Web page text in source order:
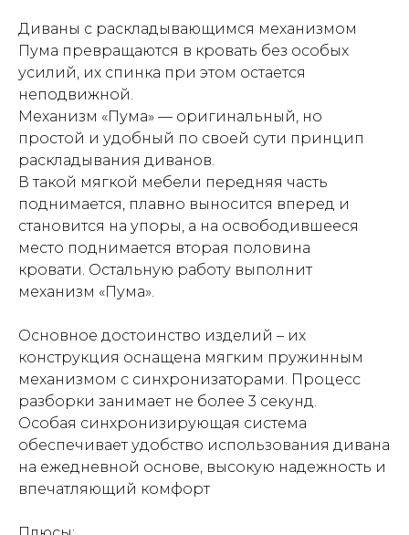
Диваны с раскладывающимся механизмом
Пума превращаются в кровать без особых
усилий, их спинка при этом остается
неподвижной.
Механизм «Пума» — оригинальный, но
простой и удобный по своей сути принцип
раскладывания диванов.
В такой мягкой мебели передняя часть
поднимается, плавно выносится вперед и
становится на упоры, а на освободившееся
место поднимается вторая половина
кровати. Остальную работу выполнит
механизм «Пума».
Основное достоинство изделий – их
конструкция оснащена мягким пружинным
механизмом с синхронизаторами. Процесс
разборки занимает не более 3 секунд.
Особая синхронизирующая система
обеспечивает удобство использования дивана
на ежедневной основе, высокую надежность и
впечатляющий комфорт